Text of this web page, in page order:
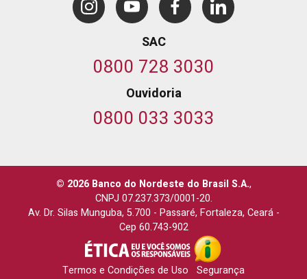
SAC
0800 728 3030
Ouvidoria
0800 033 3033
© 2026 Banco do Nordeste do Brasil S.A.,
CNPJ 07.237.373/0001-20.
Av. Dr. Silas Munguba, 5.700 - Passaré, Fortaleza, Ceará-
Cep 60.743-902
Termos e Condições de Uso
Segurança